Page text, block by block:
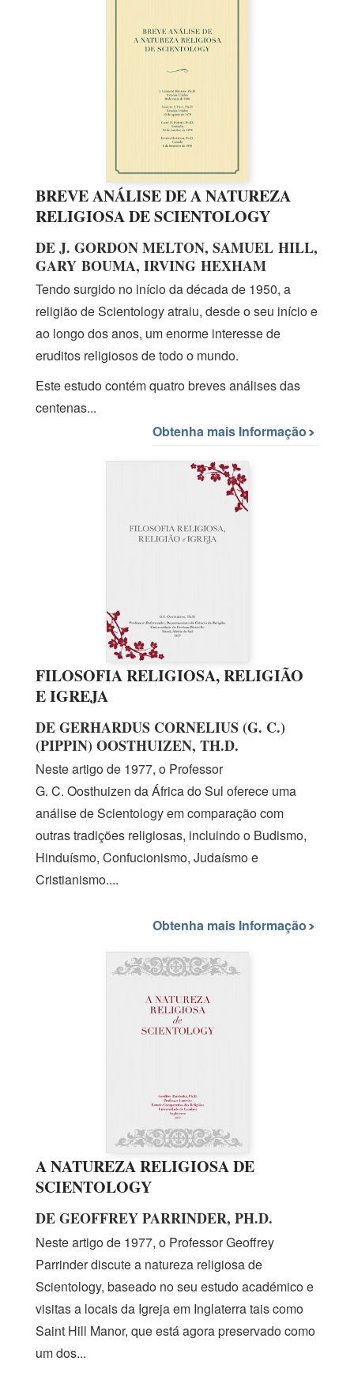
BREVE ANÁLISE DE A NATUREZA
RELIGIOSA DE SCIENTOLOGY
DE J. GORDON MELTON, SAMUEL HILL,
GARY BOUMA, IRVING HEXHAM
Tendo surgido no início da décadade 1950, a
religião de Scientology atraiu, desde o seu início e
ao longo dos anos, um enorme interesse de
eruditos religiosos de todo o mundo.
Este estudo contém quatro breves análises das
centenas...
Obtenha mais Informação
FILOSOFIA RELIGIOSA, RELIGIÃO
E IGREJA
DE GERHARDUS CORNELIUS (G. C.)
(PIPPIN) OOSTHUIZEN, TH.D.
Neste artigode 1977, o Professor
G. C. Oosthuizen da África do Sul oferece uma
análise de Scientology em comparação com
outras tradições religiosas, incluindo o Budismo,
Hinduísmo, Confucionismo, Judaísmo e
Cristianismo....
Obtenha mais Informação
A NATUREZA RELIGIOSA DE
SCIENTOLOGY
DE GEOFFREY PARRINDER, PH.D.
Neste artigode 1977, o Professor Geoffrey
Parrinder discute a natureza religiosa de
Scientology, baseado no seu estudo académico e
visitas a locais da Igreja em Inglaterra tais como
Saint Hill Manor, que está agora preservado como
um dos...